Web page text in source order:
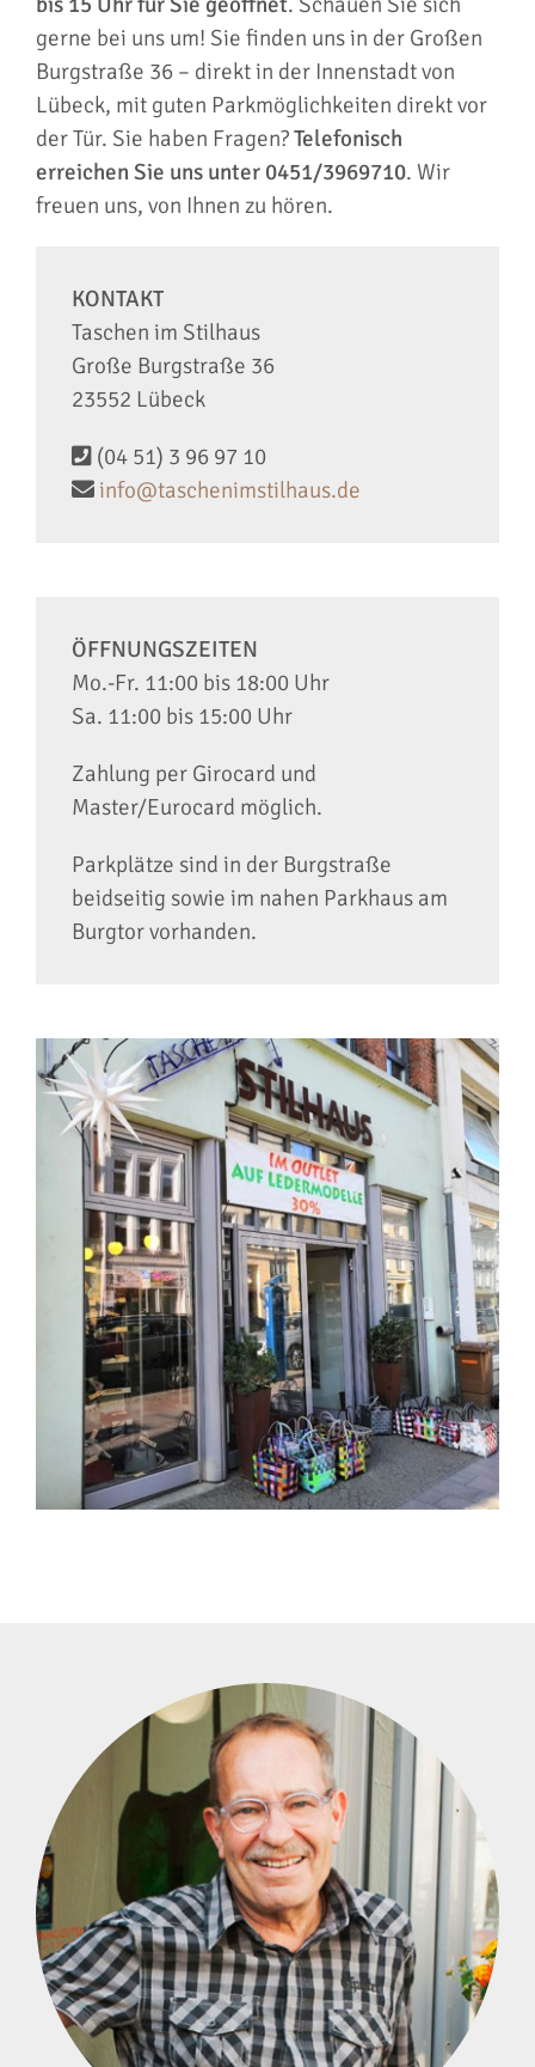
gerne bei uns um! Sie finden uns in der Großen
Burgstraße 36 – direkt in der Innenstadt von
Lübeck, mit guten Parkmöglichkeiten direkt vor
der Tür. Sie haben Fragen?Telefonisch
erreichen Sie uns unter 0451/3969710. Wir
freuen uns, von Ihnen zu hören.
KONTAKT
Taschen im Stilhaus
Große Burgstraße 36
23552 Lübeck
(04 51) 3 96 97 10
info@taschenimstilhaus.de
ÖFFNUNGSZEITEN
Mo.-Fr. 11:00 bis 18:00 Uhr
Sa. 11:00 bis 15:00 Uhr
Zahlung per Girocard und
Master/Eurocard möglich.
Parkplätze sind in der Burgstraße
beidseitig sowie im nahen Parkhaus am
Burgtor vorhanden.